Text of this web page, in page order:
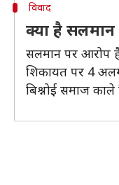
विवाद
क्या है
सलमान पर आरोप
शिकायत पर 4
बिश्नोई समाज